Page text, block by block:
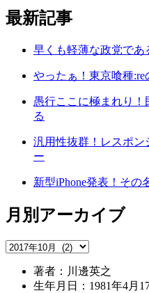
最新記事
早くも軽薄な政党であ
やったぁ！東京喰種
愚行ここに極まれり
る
汎用性抜群！レスポ
ー
新型iPhone発表！その
月別アーカイブ
著者：川邊英之
生年月日：1981年4月